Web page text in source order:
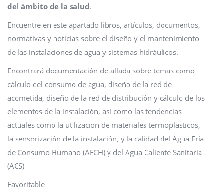
del ámbito de la salud.
Encuentre en este apartado libros, artículos, documentos,
normativas y noticias sobre el diseño y el mantenimiento
de las instalaciones de agua y sistemas hidráulicos.
Encontrará documentación detallada sobre temas como
cálculo del consumo de agua, diseño de la red de
acometida, diseño de la red de distribución y cálculo de los
elementos de la instalación, así como las tendencias
actuales como la utilización de materiales termoplásticos,
la sensorización de la instalación, y la calidad del Agua Fría
de Consumo Humano (AFCH) y del Agua Caliente Sanitaria
(ACS)
Favoritable